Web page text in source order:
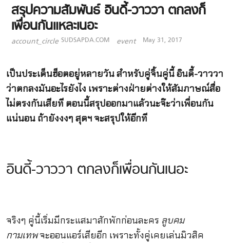
สรุปความสัมพันธ์ อินดี้-วาววา ตกลงก็
เพื่อนกันแหละเนอะ
account_circle SUDSAPDA.COM event May 31, 2017
เป็นประเด็นฮ็อตอยู่หลายวัน สำหรับคู่จิ้นคู่นี้ อินดี้-วาววา
ว่าตกลงมันอะไรยังไง เพราะต่างฝ่ายต่างให้สัมภาษณ์สื่อ
ไม่ตรงกันเสียที ตอนนี้สรุปออกมาแล้วนะจ๊ะว่าเพื่อนกัน
แน่นอน ถ้ายังงงๆ สุดฯ จะสรุปให้อีกที
อินดี้-วาววา ตกลงก็เพื่อนกันเนอะ
จริงๆ คู่นี้เริ่มมีกระแสมาสักพักก่อนละคร ลูบคม
กามเทพจะออนแอร์เสียอีก เพราะทั้งคู่เคยเล่นมิวสิค